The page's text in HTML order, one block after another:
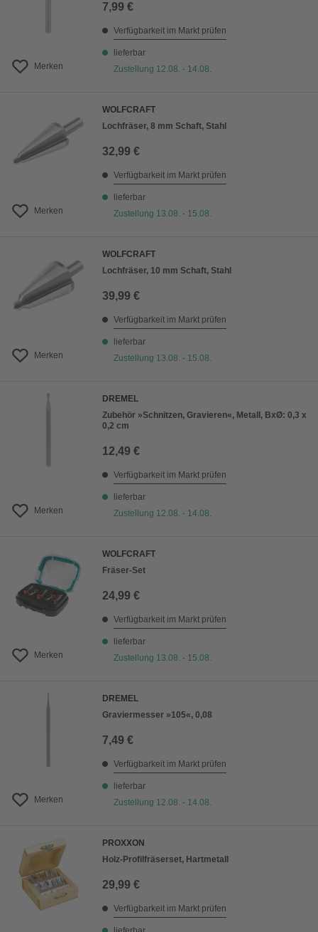
Merken
7,99 €
Verfügbarkeit im Markt prüfen
lieferbar
Zustellung 12.08. - 14.08.
Merken
WOLFCRAFT
Lochfräser, 8 mm Schaft, Stahl
32,99 €
Verfügbarkeit im Markt prüfen
lieferbar
Zustellung 13.08. - 15.08.
Merken
WOLFCRAFT
Lochfräser, 10 mm Schaft, Stahl
39,99 €
Verfügbarkeit im Markt prüfen
lieferbar
Zustellung 13.08. - 15.08.
Merken
DREMEL
Zubehör »Schnitzen, Gravieren«, Metall, BxØ: 0,3 x
0,2 cm
12,49 €
Verfügbarkeit im Markt prüfen
lieferbar
Zustellung 12.08. - 14.08.
Merken
WOLFCRAFT
Fräser-Set
24,99 €
Verfügbarkeit im Markt prüfen
lieferbar
Zustellung 13.08. - 15.08.
Merken
DREMEL
Graviermesser »105«, 0,08
7,49 €
Verfügbarkeit im Markt prüfen
lieferbar
Zustellung 12.08. - 14.08.
PROXXON
Holz-Profilfräserset, Hartmetall
29,99 €
Verfügbarkeit im Markt prüfen